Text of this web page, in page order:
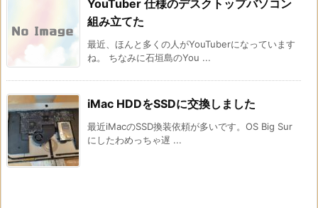
YouTuber 仕様のデスクトップバソコン
組み立てた
最近、ほんと多くの人がYouTuberになっています
ね。 ちなみに石垣島のYou ...
iMac HDDをSSDに交換しました
最近iMacのSSD換装依頼が多いです。OS Big Sur
にしたわめっちゃ遅 ...